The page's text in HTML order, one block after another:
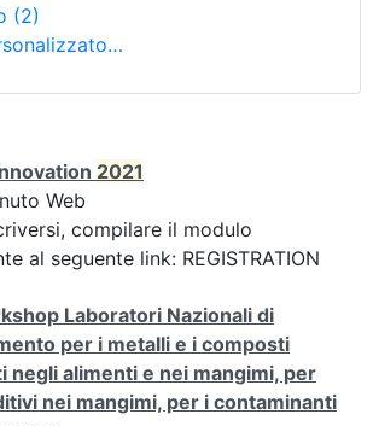
(2)
2021
Web
compilare il modulo
al seguente link: REGISTRATION
Laboratori Nazionali di
per i metalli e i composti
negli alimenti e nei mangimi, per
nei mangimi, per i contaminanti